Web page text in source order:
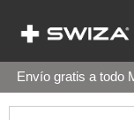
Envío gratis a todo